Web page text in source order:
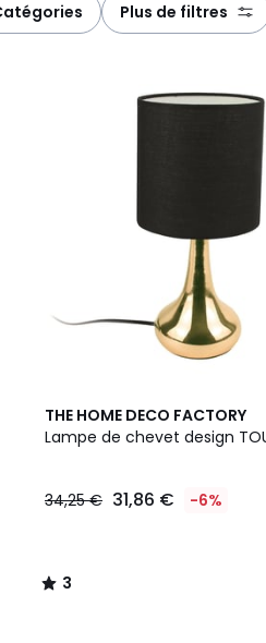
catégories plus de filtres
THE HOME DECO FACTORY
Lampe de chevet design
34,25 € 31,86 € -6%
3
/
3
/